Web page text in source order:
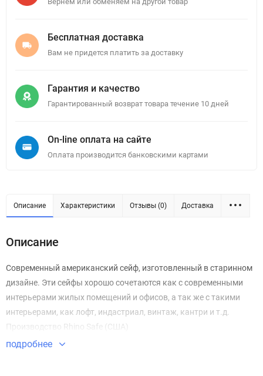
Бесплатная доставка
Вам не придется платить за доставку
Гарантия и качество
Гарантированный возврат товара течение 10 дней
On-line оплата на сайте
Оплата производится банковскими картами
Описание Характеристики Отзывы (0) Доставка
Описание
Современный американский сейф, изготовленный в старинном
дизайне. Эти сейфы хорошо сочетаются как с современными
интерьерами жилых помещений и офисов, а так же с такими
интерьерами, как лофт, индастриал, винтаж, кантри и т.д.
Производство Rhino Safe (США)
подробнее